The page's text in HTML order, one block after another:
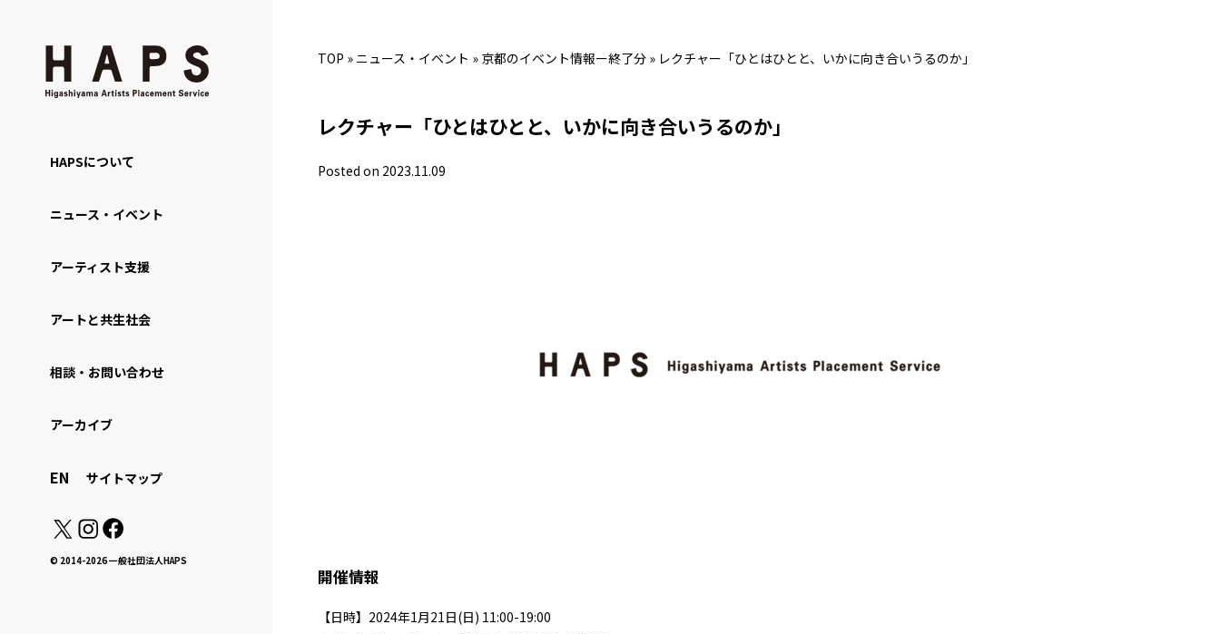
HAPSについて
ニュース・イベント
アーティスト支援
アートと共生社会
相談・お問い合わせ
アーカイブ
EN サイトマップ
© 2014-2026 一般社団法人HAPS
TOP » ニュース・イベント » 京都のイベント情報ー終了分 » レクチャー「ひとはひとと、いかに向き合いうるのか」
レクチャー「ひとはひとと、いかに向き合いうるのか」
Posted on 2023.11.09
開催情報
【日時】2024年1月21日(日) 11:00-19:00